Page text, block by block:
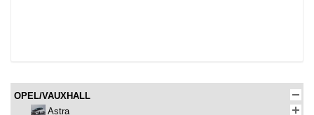
OPEL/VAUXHALL
Astra